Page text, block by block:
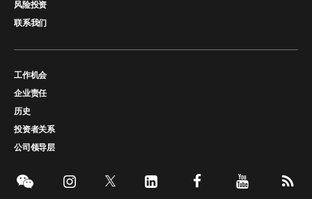
风险投资
联系我们
工作机会
企业责任
历史
投资者关系
公司领导层